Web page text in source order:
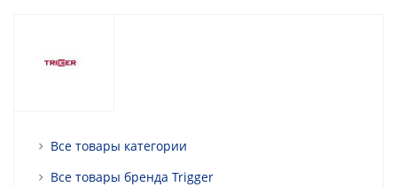
Все товары категории
Все товары бренда Trigger